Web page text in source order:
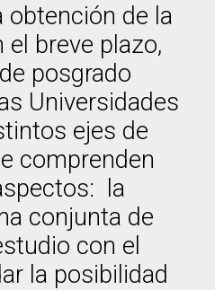
obtención de la
el breve plazo,
posgrado
Universidades
ejes de
comprenden
la
conjunta de
con el
la posibilidad